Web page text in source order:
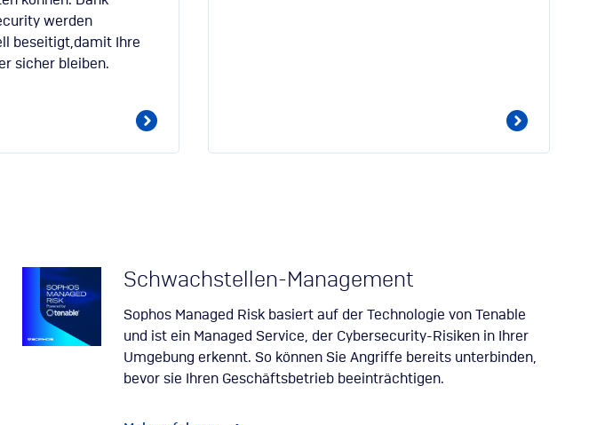
werden
beseitigt,damit Ihre
sicher bleiben.
Schwachstellen-Management
Sophos Managed Risk basiert auf der Technologie von Tenable
und ist ein Managed Service, der Cybersecurity-Risiken in Ihrer
Umgebung erkennt. So können Sie Angriffe bereits unterbinden,
bevor sie Ihren Geschäftsbetrieb beeinträchtigen.